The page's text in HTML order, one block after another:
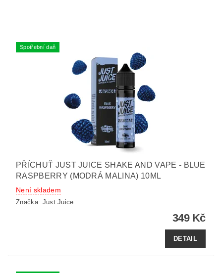
Spotřební daň
PŘÍCHUŤ JUST JUICE SHAKE AND VAPE - BLUE
RASPBERRY (MODRÁ MALINA) 10ML
Není skladem
Značka: Just Juice
349 Kč
DETAIL